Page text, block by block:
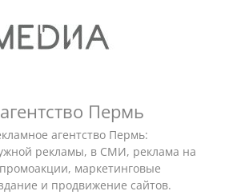
Пермь
агентство Пермь:
рекламы, в СМИ, реклама на
маркетинговые
и продвижение сайтов.